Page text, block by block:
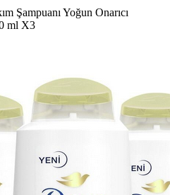
Şampuanı Yoğun Onarıcı
ml X3